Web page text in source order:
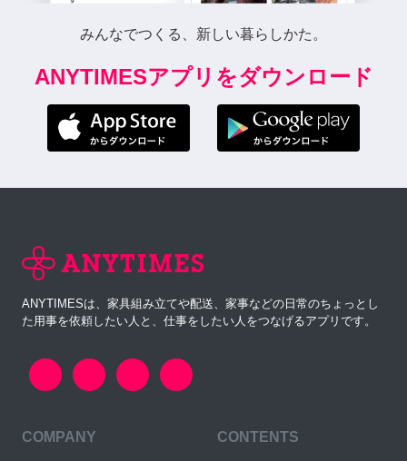
みんなでつくる、新しい暮らしかた。
ANYTIMESアプリをダウンロード
ANYTIMESは、家具組み立てや配送、家事などの日常のちょっとし
た用事を依頼したい人と、仕事をしたい人をつなげるアプリです。
COMPANY CONTENTS